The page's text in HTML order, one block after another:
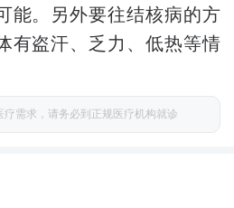
能。另外要往结核病的方
有盗汗、乏力、低热等情
需求，请务必到正规医疗机构就诊